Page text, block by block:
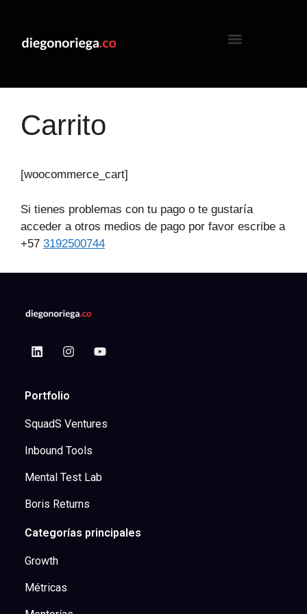
Carrito
[woocommerce_cart]
Si tienes problemas con tu pago o te gustaría
acceder a otros medios de pago por favor escribe a
+57 3192500744
Portfolio
SquadS Ventures
Inbound Tools
Mental Test Lab
Boris Returns
Categorías principales
Growth
Métricas